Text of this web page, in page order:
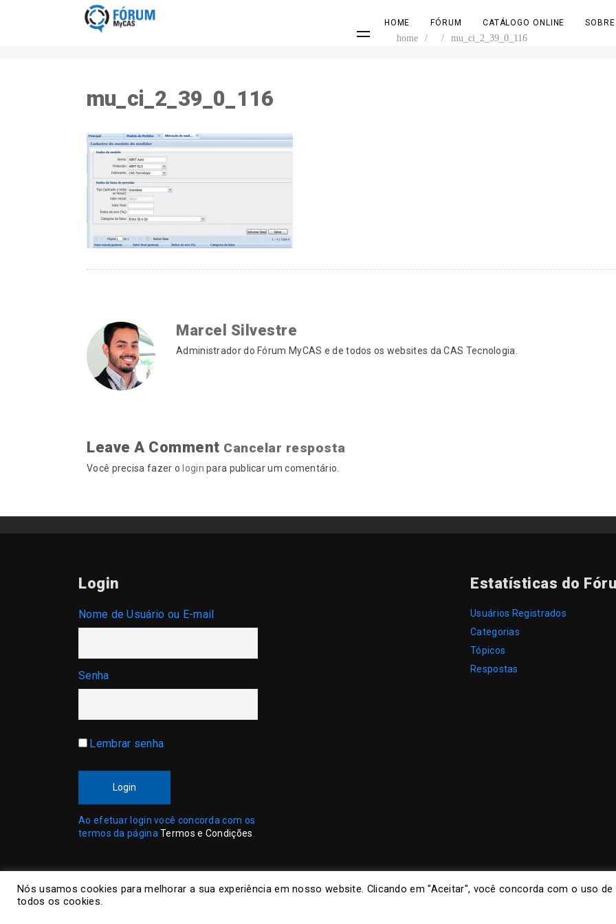
HOME FÓRUM CATÁLOGO ONLINE
home / / mu_ci_2_39_0_116
mu_ci_2_39_0_116
Marcel Silvestre
Administrador do Fórum MyCAS e de todos os websites da CAS Tecnologia.
Leave A Comment Cancelar resposta
Você precisa fazer o login para publicar um comentário.
Login
Nome de Usuário ou E-mail
Senha
Lembrar senha
Login
Ao efetuar login você concorda com os
termos da páginaTermos e Condições
Estatísticas do
Usuários Registrados
Categorias
Tópicos
Respostas
Nós usamos cookies para melhorar a sua experiência em nosso website. Clicando em "Aceitar", você concorda com o uso de
todos os cookies.